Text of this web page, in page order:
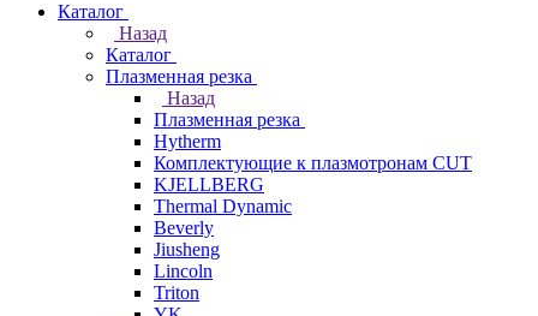
Каталог
Назад
Каталог
Плазменная резка
Назад
Плазменная резка
Hytherm
Комплектующие к плазмотронам CUT
KJELLBERG
Thermal Dynamic
Beverly
Jiusheng
Lincoln
Triton